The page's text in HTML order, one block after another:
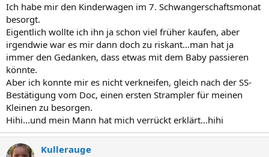
Ich habe mir den Kinderwagen im 7. Schwangerschaftsmonat
besorgt.
Eigentlich wollte ich ihn ja schon viel früher kaufen, aber
irgendwie war es mir dann doch zu riskant...man hat ja
immer den Gedanken, dass etwas mit dem Baby passieren
könnte.
Aber ich konnte mir es nicht verkneifen, gleich nach der SS-
Bestätigung vom Doc, einen ersten Strampler für meinen
Kleinen zu besorgen.
Hihi...und mein Mann hat mich verrückt erklärt...hihi
Kullerauge